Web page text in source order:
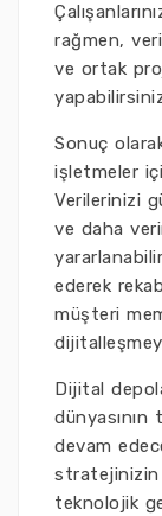
rağmen,
ve ortak
Sonuç
işletmeler
Verilerinizi
ve daha
ederek
müşteri
Dijital
dünyasının
devam
stratejinizin
teknolojik